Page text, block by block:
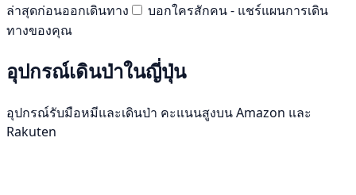
ล่าสุดก่อนออกเดินทาง
บอกใครสักคน - แชร์แผนการเดิน
ทางของคุณ
อุปกรณ์เดินป่าในญี่ปุ่น
อุปกรณ์รับมือหมีและเดินป่า คะแนนสูงบน Amazon และ
Rakuten